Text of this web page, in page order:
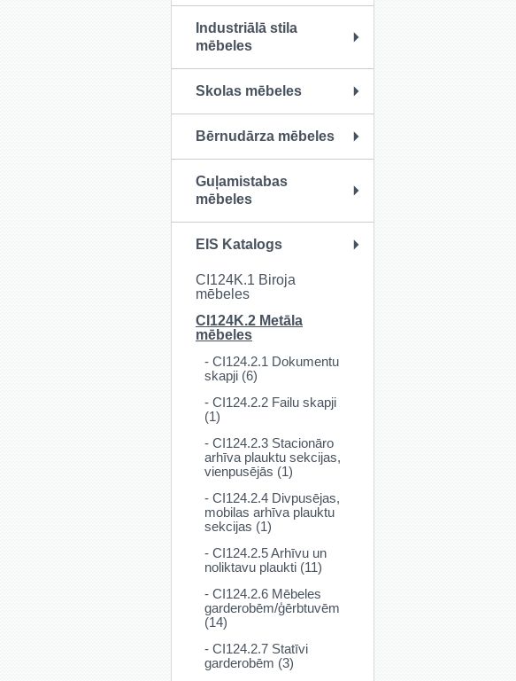
Industriālā stila
mēbeles
Skolas mēbeles
Bērnudārza mēbeles
Guļamistabas
mēbeles
EIS Katalogs
CI124K.1 Biroja
mēbeles
CI124K.2 Metāla
mēbeles
- CI124.2.1 Dokumentu
skapji (6)
- CI124.2.2 Failu skapji
(1)
- CI124.2.3 Stacionāro
arhīva plauktu sekcijas,
vienpusējās (1)
- CI124.2.4 Divpusējas,
mobilas arhīva plauktu
sekcijas (1)
- CI124.2.5 Arhīvu un
noliktavu plaukti (11)
- CI124.2.6 Mēbeles
garderobēm/ģērbtuvēm
(14)
- CI124.2.7 Statīvi
garderobēm (3)